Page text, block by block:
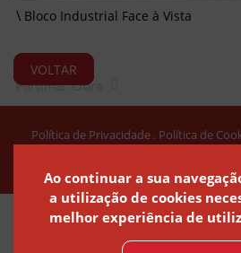
Bloco Industrial Face à Vista
VOLTAR
Partilhar Obra
Política de Privacidade Política de
Ao continuar a sua
a utilização de cookies
melhor experiência de